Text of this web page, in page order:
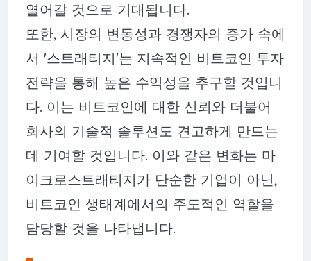
열어갈 것으로 기대됩니다.
또한, 시장의 변동성과 경쟁자의 증가 속에
서 '스트래티지'는 지속적인 비트코인 투자
전략을 통해 높은 수익성을 추구할 것입니
다. 이는 비트코인에 대한 신뢰와 더불어
회사의 기술적 솔루션도 견고하게 만드는
데 기여할 것입니다. 이와 같은 변화는 마
이크로스트래티지가 단순한 기업이 아닌,
비트코인 생태계에서의 주도적인 역할을
담당할 것을 나타냅니다.